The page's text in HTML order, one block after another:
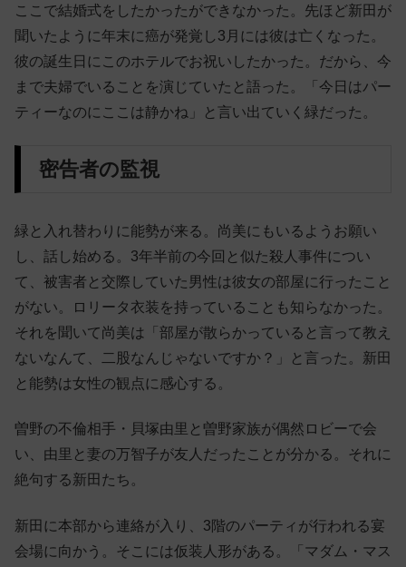
ここで結婚式をしたかったができなかった。先ほど新田が
聞いたように年末に癌が発覚し3月には彼は亡くなった。
彼の誕生日にこのホテルでお祝いしたかった。だから、今
まで夫婦でいることを演じていたと語った。「今日はパー
ティーなのにここは静かね」と言い出ていく緑だった。
密告者の監視
緑と入れ替わりに能勢が来る。尚美にもいるようお願い
し、話し始める。3年半前の今回と似た殺人事件につい
て、被害者と交際していた男性は彼女の部屋に行ったこと
がない。ロリータ衣装を持っていることも知らなかった。
それを聞いて尚美は「部屋が散らかっていると言って教え
ないなんて、二股なんじゃないですか？」と言った。新田
と能勢は女性の観点に感心する。
曽野の不倫相手・貝塚由里と曽野家族が偶然ロビーで会
い、由里と妻の万智子が友人だったことが分かる。それに
絶句する新田たち。
新田に本部から連絡が入り、3階のパーティが行われる宴
会場に向かう。そこには仮装人形がある。「マダム・マス